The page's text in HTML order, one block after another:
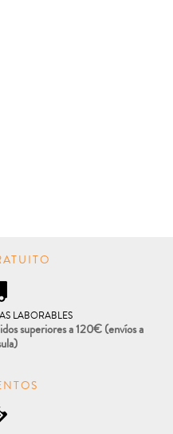
LABORABLES
superiores a 120€(envíos a